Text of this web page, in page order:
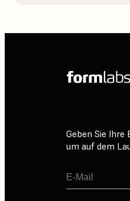
Geben Sie Ihre
um auf dem